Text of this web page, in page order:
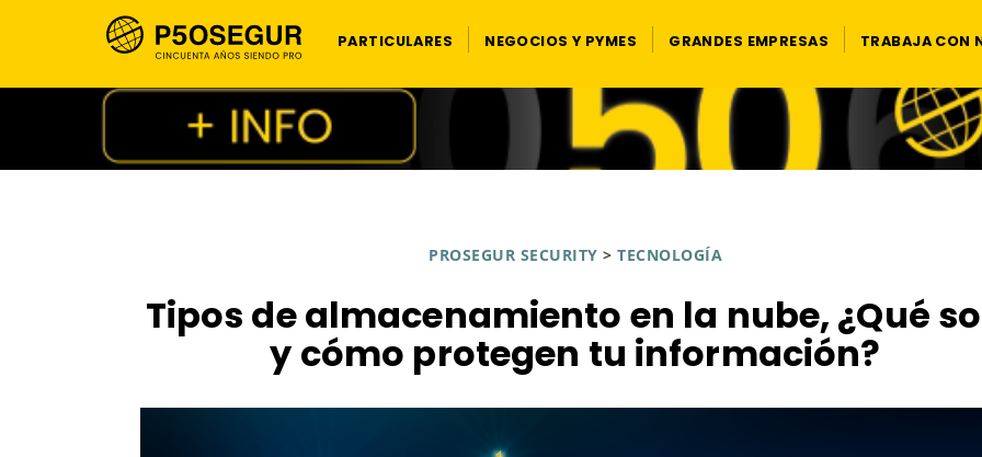
PARTICULARES NEGOCIOS Y PYMES GRANDES EMPRESAS TRABAJA CON
PROSEGUR SECURITY > TECNOLOGÍA
Tipos de almacenamiento en la nube, ¿Qué
y cómo protegen tu información?